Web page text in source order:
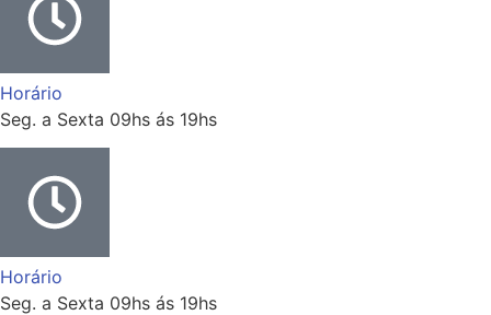
Horário
Seg. a Sexta 09hs ás 19hs
Horário
Seg. a Sexta 09hs ás 19hs